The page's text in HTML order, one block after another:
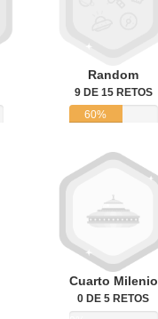
Random
9 DE 15 RETOS
60%
Cuarto Milenio
0 DE 5 RETOS